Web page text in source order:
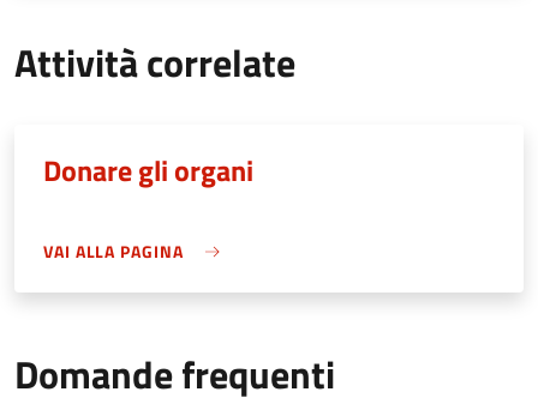
Attività correlate
Donare gli organi
VAI ALLA PAGINA
Domande frequenti